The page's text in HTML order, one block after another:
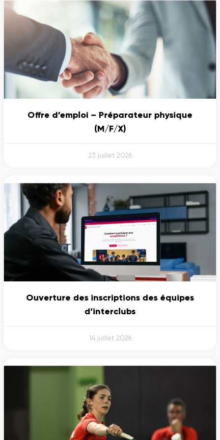
Offre d’emploi – Préparateur physique
(M/F/X)
23 juillet 2026
Ouverture des inscriptions des équipes
d’interclubs
14 juillet 2026